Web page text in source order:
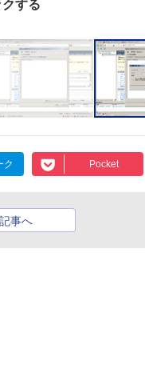
する
ク Pocket
事へ